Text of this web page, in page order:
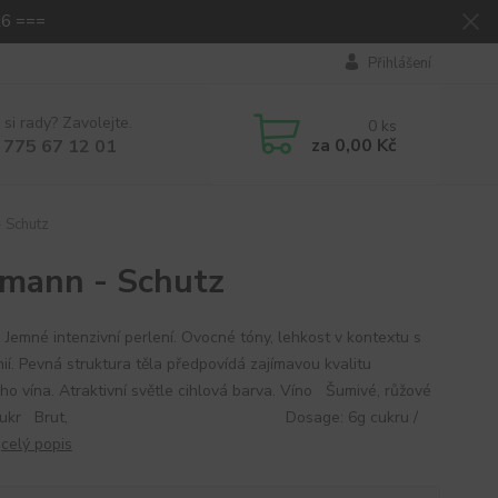
===
Přihlášení
si rady? Zavolejte.
775 67 12 01
0 ks
za 0,00 Kč
- Schutz
intenzivní perlení. Ovocné tóny, lehkost v kontextu s
Pevná struktura těla předpovídá zajímavou kvalitu
vína. Atraktivní světle cihlová barva. Víno Šumivé, růžové
cukr Brut, Dosage: 6g cukru /
celý popis